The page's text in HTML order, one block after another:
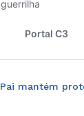
Pai mantém